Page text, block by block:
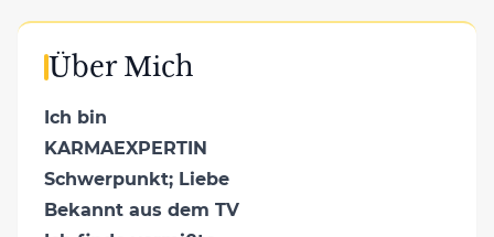
Über Mich
Ich bin
KARMAEXPERTIN
Schwerpunkt; Liebe
Bekannt aus dem TV